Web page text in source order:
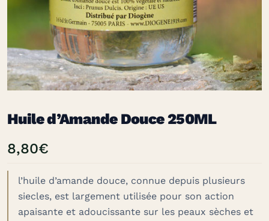
Huile d’Amande Douce 250ML
8,80€
l’huile d’amande douce, connue depuis plusieurs
siecles, est largement utilisée pour son action
apaisante et adoucissante sur les peaux sèches et